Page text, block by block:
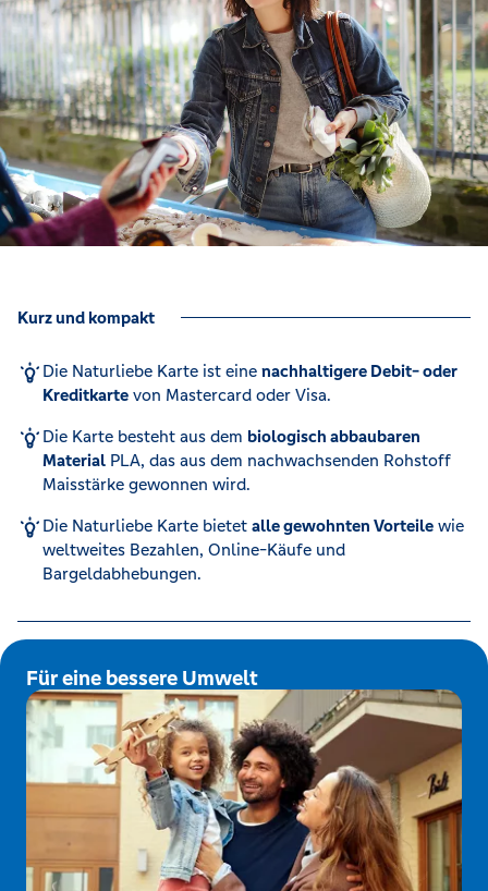
Kurz und kompakt
Die Naturliebe Karte ist eine nachhaltigere Debit- oder
Kreditkartevon Mastercard oder Visa.
Die Karte besteht aus dem biologisch abbaubaren
MaterialPLA, das aus dem nachwachsenden Rohstoff
Maisstärke gewonnen wird.
Die Naturliebe Karte bietet alle gewohnten Vorteilewie
weltweites Bezahlen, Online-Käufe und
Bargeldabhebungen.
Für eine bessere Umwelt